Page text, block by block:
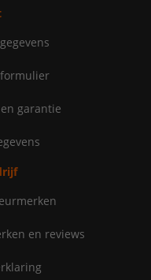
garantie
en reviews